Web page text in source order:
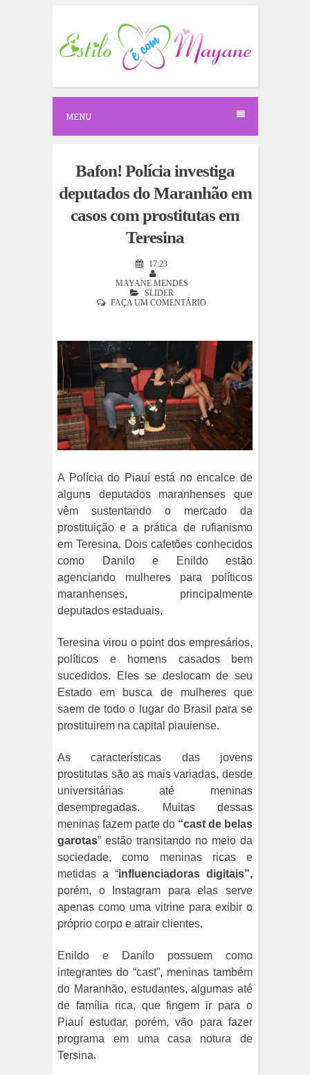
c
o
e
MENU
Bafon! Polícia investiga
deputados do Maranhão em
casos com prostitutas em
Teresina
17:23
MAYANE MENDES
SLIDER
FAÇA UM COMENTÁRIO
A Polícia do Piauí está no encalce de
alguns deputados maranhenses que
vêm sustentando o mercado da
prostituição e a prática de rufianismo
em Teresina. Dois cafetões conhecidos
como Danilo e Enildo estão
agenciando mulheres para políticos
maranhenses, principalmente
deputados estaduais.
Teresina virou o point dos empresários,
políticos e homens casados bem
sucedidos. Eles se deslocam de seu
Estado em busca de mulheres que
saem de todo o lugar do Brasil para se
prostituirem na capital piauiense.
As características das jovens
prostitutas são as mais variadas, desde
universitárias até meninas
desempregadas. Muitas dessas
meninas fazem parte do “cast de belas
garotas” estão transitando no meio da
sociedade, como meninas ricas e
metidas a “influenciadoras digitais”,
porém, o Instagram para elas serve
apenas como uma vitrine para exibir o
próprio corpo e atrair clientes.
Enildo e Danilo possuem como
integrantes do “cast”, meninas também
do Maranhão, estudantes, algumas até
de família rica, que fingem ir para o
Piauí estudar, porém, vão para fazer
programa em uma casa notura de
Tersina.